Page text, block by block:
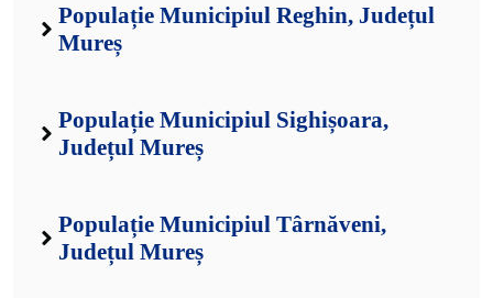
Populație Municipiul Reghin, Județul
Mureș
Populație Municipiul Sighișoara,
Județul Mureș
Populație Municipiul Târnăveni,
Județul Mureș